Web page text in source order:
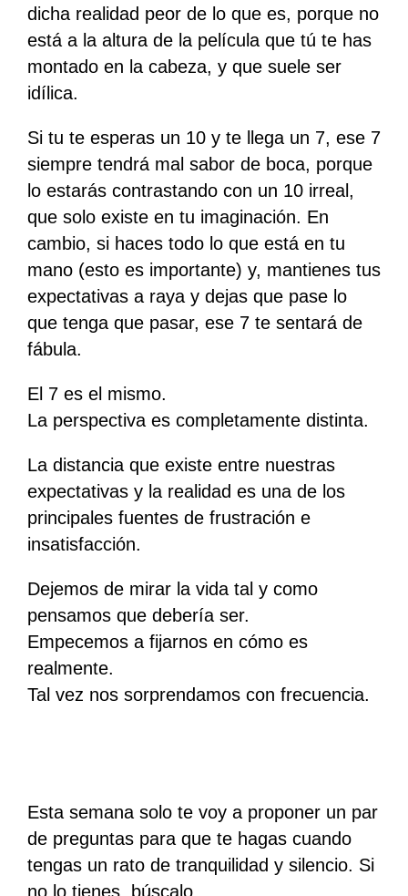
dicha realidad peor de lo que es, porque no
está a la altura de la película que tú te has
montado en la cabeza, y que suele ser
idílica.
Si tu te esperas un 10 y te llega un 7, ese 7
siempre tendrá mal sabor de boca, porque
lo estarás contrastando con un 10 irreal,
que solo existe en tu imaginación. En
cambio, si haces todo lo que está en tu
mano (esto es importante) y, mantienes tus
expectativas a raya y dejas que pase lo
que tenga que pasar, ese 7 te sentará de
fábula.
El 7 es el mismo.
La perspectiva es completamente distinta.
La distancia que existe entre nuestras
expectativas y la realidad es una de los
principales fuentes de frustración e
insatisfacción.
Dejemos de mirar la vida tal y como
pensamos que debería ser.
Empecemos a fijarnos en cómo es
realmente.
Tal vez nos sorprendamos con frecuencia.
Esta semana solo te voy a proponer un par
de preguntas para que te hagas cuando
tengas un rato de tranquilidad y silencio. Si
no lo tienes, búscalo.